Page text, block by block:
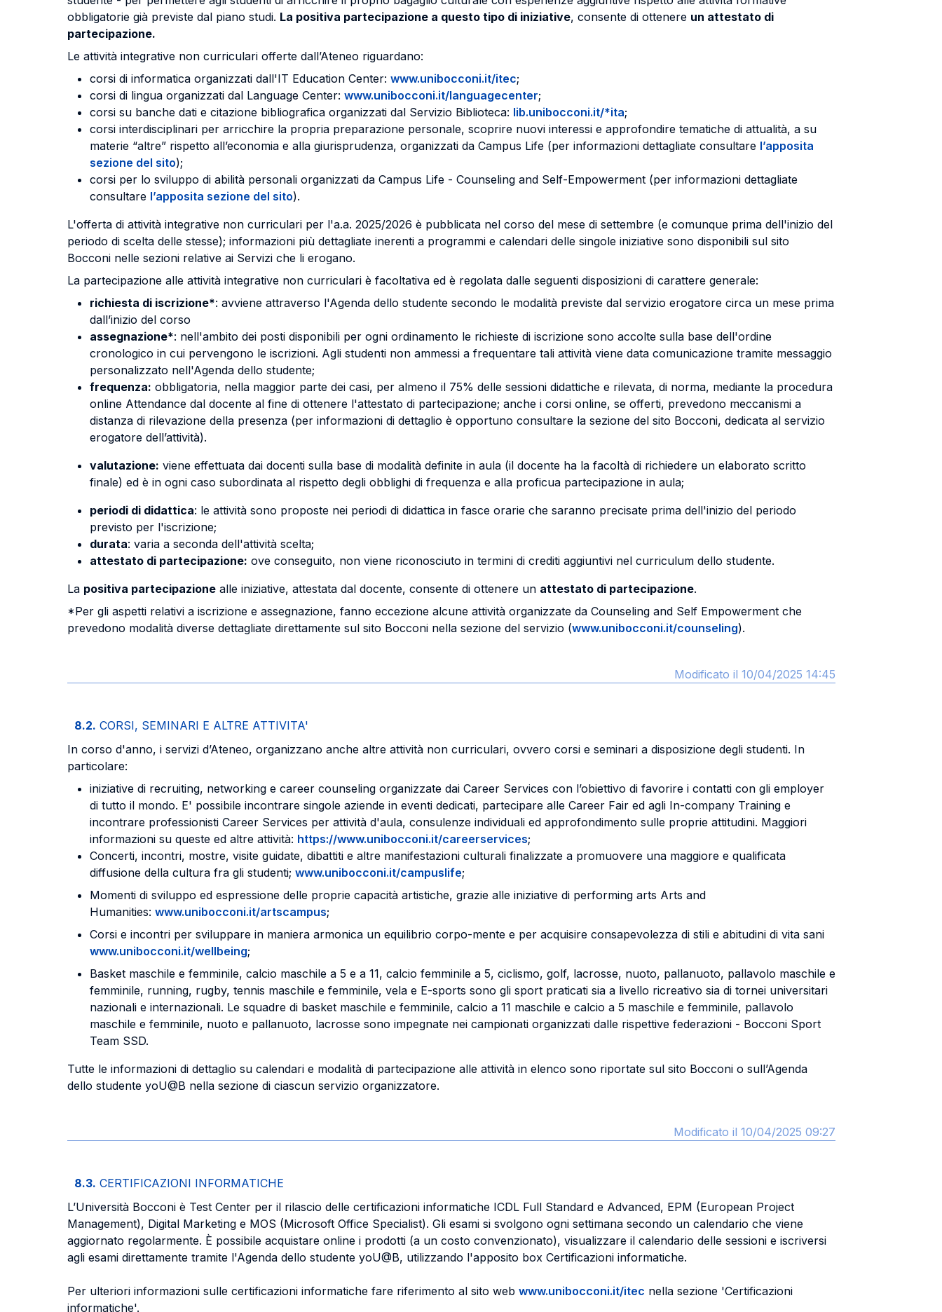
obbligatorie già previste dal piano studi. La positiva partecipazione a questo tipo di iniziative, consente di ottenere un attestato di
partecipazione.
Le attività integrative non curriculari offerte dall’Ateneo riguardano:
corsi di informatica organizzati dall'IT Education Center: www.unibocconi.it/itec;
corsi di lingua organizzati dal Language Center: www.unibocconi.it/languagecenter;
corsi su banche dati e citazione bibliografica organizzati dal Servizio Biblioteca: lib.unibocconi.it/*ita;
corsi interdisciplinari per arricchire la propria preparazione personale, scoprire nuovi interessi e approfondire tematiche di attualità, a su
materie “altre” rispetto all’economia e alla giurisprudenza, organizzati da Campus Life (per informazioni dettagliate consultare l’apposita
sezione del sito);
corsi per lo sviluppo di abilità personali organizzati da Campus Life - Counseling and Self-Empowerment (per informazioni dettagliate
consultare l’apposita sezione del sito).
L'offerta di attività integrative non curriculari per l'a.a. 2025/2026 è pubblicata nel corso del mese di settembre (e comunque prima dell'inizio del
periodo di scelta delle stesse); informazioni più dettagliate inerenti a programmi e calendari delle singole iniziative sono disponibili sul sito
Bocconi nelle sezioni relative ai Servizi che li erogano.
La partecipazione alle attività integrative non curriculari è facoltativa ed è regolata dalle seguenti disposizioni di carattere generale:
richiesta di iscrizione*: avviene attraverso l'Agenda dello studente secondo le modalità previste dal servizio erogatore circa un mese prima
dall’inizio del corso
assegnazione*: nell'ambito dei posti disponibili per ogni ordinamento le richieste di iscrizione sono accolte sulla base dell'ordine
cronologico in cui pervengono le iscrizioni. Agli studenti non ammessi a frequentare tali attività viene data comunicazione tramite messaggio
personalizzato nell'Agenda dello studente;
frequenza: obbligatoria, nella maggior parte dei casi, per almeno il 75% delle sessioni didattiche e rilevata, di norma, mediante la procedura
online Attendance dal docente al fine di ottenere l'attestato di partecipazione; anche i corsi online, se offerti, prevedono meccanismi a
distanza di rilevazione della presenza (per informazioni di dettaglio è opportuno consultare la sezione del sito Bocconi, dedicata al servizio
erogatore dell’attività).
valutazione: viene effettuata dai docenti sulla base di modalità definite in aula (il docente ha la facoltà di richiedere un elaborato scritto
finale) ed è in ogni caso subordinata al rispetto degli obblighi di frequenza e alla proficua partecipazione in aula;
periodi di didattica: le attività sono proposte nei periodi di didattica in fasce orarie che saranno precisate prima dell'inizio del periodo
previsto per l'iscrizione;
durata: varia a seconda dell'attività scelta;
attestato di partecipazione: ove conseguito, non viene riconosciuto in termini di crediti aggiuntivi nel curriculum dello studente.
La positiva partecipazione alle iniziative, attestata dal docente, consente di ottenere un attestato di partecipazione.
*Per gli aspetti relativi a iscrizione e assegnazione, fanno eccezione alcune attività organizzate da Counseling and Self Empowerment che
prevedono modalità diverse dettagliate direttamente sul sito Bocconi nella sezione del servizio (www.unibocconi.it/counseling).
Modificato il 10/04/2025 14:45
8.2. CORSI, SEMINARI E ALTRE ATTIVITA'
In corso d'anno, i servizi d’Ateneo, organizzano anche altre attività non curriculari, ovvero corsi e seminari a disposizione degli studenti. In
particolare:
iniziative di recruiting, networking e career counseling organizzate dai Career Services con l’obiettivo di favorire i contatti con gli employer
di tutto il mondo. E' possibile incontrare singole aziende in eventi dedicati, partecipare alle Career Fair ed agli In-company Training e
incontrare professionisti Career Services per attività d'aula, consulenze individuali ed approfondimento sulle proprie attitudini. Maggiori
informazioni su queste ed altre attività: https://www.unibocconi.it/careerservices;
Concerti, incontri, mostre, visite guidate, dibattiti e altre manifestazioni culturali finalizzate a promuovere una maggiore e qualificata
diffusione della cultura fra gli studenti; www.unibocconi.it/campuslife;
Momenti di sviluppo ed espressione delle proprie capacità artistiche, grazie alle iniziative di performing arts Arts and
Humanities: www.unibocconi.it/artscampus;
Corsi e incontri per sviluppare in maniera armonica un equilibrio corpo-mente e per acquisire consapevolezza di stili e abitudini di vita sani
www.unibocconi.it/wellbeing;
Basket maschile e femminile, calcio maschile a 5 e a 11, calcio femminile a 5, ciclismo, golf, lacrosse, nuoto, pallanuoto, pallavolo maschile e
femminile, running, rugby, tennis maschile e femminile, vela e E-sports sono gli sport praticati sia a livello ricreativo sia di tornei universitari
nazionali e internazionali. Le squadre di basket maschile e femminile, calcio a 11 maschile e calcio a 5 maschile e femminile, pallavolo
maschile e femminile, nuoto e pallanuoto, lacrosse sono impegnate nei campionati organizzati dalle rispettive federazioni - Bocconi Sport
Team SSD.
Tutte le informazioni di dettaglio su calendari e modalità di partecipazione alle attività in elenco sono riportate sul sito Bocconi o sull’Agenda
dello studente yoU@B nella sezione di ciascun servizio organizzatore.
Modificato il 10/04/2025 09:27
8.3. CERTIFICAZIONI INFORMATICHE
L’Università Bocconi è Test Center per il rilascio delle certificazioni informatiche ICDL Full Standard e Advanced, EPM (European Project
Management), Digital Marketing e MOS (Microsoft Office Specialist). Gli esami si svolgono ogni settimana secondo un calendario che viene
aggiornato regolarmente. È possibile acquistare online i prodotti (a un costo convenzionato), visualizzare il calendario delle sessioni e iscriversi
agli esami direttamente tramite l'Agenda dello studente yoU@B, utilizzando l'apposito box Certificazioni informatiche.
Per ulteriori informazioni sulle certificazioni informatiche fare riferimento al sito web www.unibocconi.it/itec nella sezione 'Certificazioni
informatiche'.